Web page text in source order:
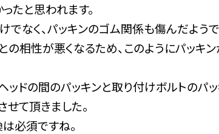
たと思われます。
なく、パッキンのゴム関係も傷んだようで
の相性が悪くなるため、このようにパッキ
ドの間のパッキンと取り付けボルトのパッ
せて頂きました。
必須ですね。